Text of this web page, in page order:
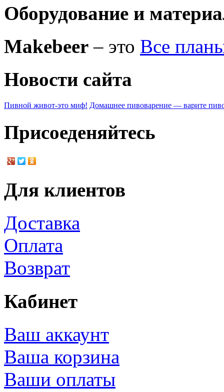
Оборудование и
Makebeer – это Все
Новости сайта
Пивной живот-это миф! Домашнее пивоварение — варите
Присоеденяйтесь
Для клиентов
Доставка
Оплата
Возврат
Кабинет
Ваш аккаунт
Ваша корзина
Ваши оплаты